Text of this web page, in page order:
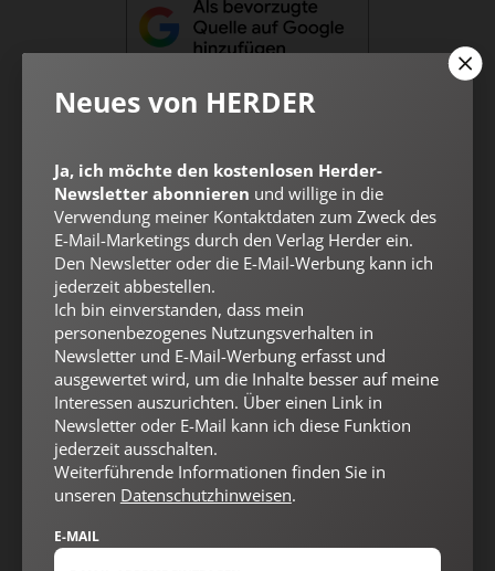
Nach oben
Neues von HERDER
Ja, ich möchte den kostenlosen Herder-
Newsletter abonnieren und willige in die
Verwendung meiner Kontaktdaten zum Zweck des
E-Mail-Marketings durch den Verlag Herder ein.
Den Newsletter oder die E-Mail-Werbung kann ich
jederzeit abbestellen.
Ich bin einverstanden, dass mein
personenbezogenes Nutzungsverhalten in
Newsletter und E-Mail-Werbung erfasst und
ausgewertet wird, um die Inhalte besser auf meine
Interessen auszurichten. Über einen Link in
Newsletter oder E-Mail kann ich diese Funktion
jederzeit ausschalten.
Weiterführende Informationen finden Sie in
unseren Datenschutzhinweisen.
E-MAIL